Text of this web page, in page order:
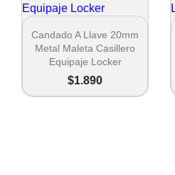
 Vista rápida
Candado A Llave 20mm
Metal Maleta Casillero
Equipaje Locker
$1.890